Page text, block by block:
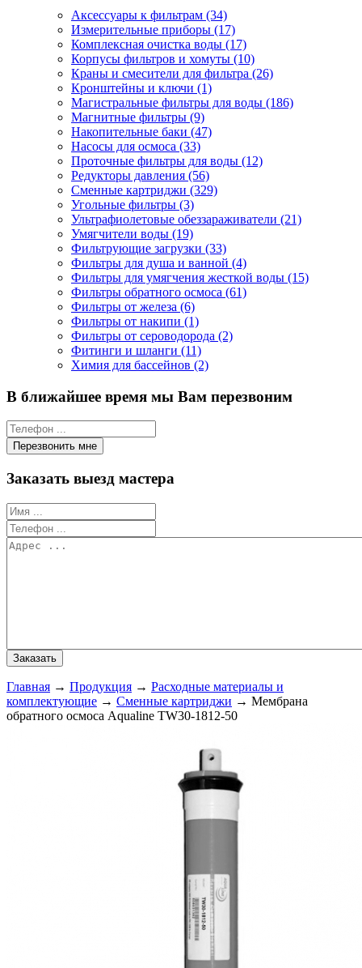
Аксессуары к фильтрам (34)
Измерительные приборы (17)
Комплексная очистка воды (17)
Корпусы фильтров и хомуты (10)
Краны и смесители для фильтра (26)
Кронштейны и ключи (1)
Магистральные фильтры для воды (186)
Магнитные фильтры (9)
Накопительные баки (47)
Насосы для осмоса (33)
Проточные фильтры для воды (12)
Редукторы давления (56)
Сменные картриджи (329)
Угольные фильтры (3)
Ультрафиолетовые обеззараживатели (21)
Умягчители воды (19)
Фильтрующие загрузки (33)
Фильтры для душа и ванной (4)
Фильтры для умягчения жесткой воды (15)
Фильтры обратного осмоса (61)
Фильтры от железа (6)
Фильтры от накипи (1)
Фильтры от сероводорода (2)
Фитинги и шланги (11)
Химия для бассейнов (2)
В ближайшее время мы Вам перезвоним
Заказать выезд мастера
Главная → Продукция → Расходные материалы и
комплектующие → Сменные картриджи → Мембрана
обратного осмоса Aqualine TW30-1812-50